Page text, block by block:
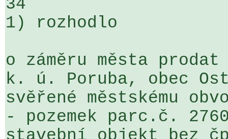
34
1) rozhodlo
o záměru města
k. ú. Poruba, obec
svěřené městskému
- pozemek parc.č.